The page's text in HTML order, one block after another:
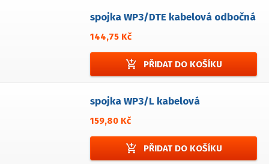
spojka WP3/DTE kabelová odbočná
144,75 Kč
add_shopping_cart PŘIDAT DO KOŠÍKU
spojka WP3/L kabelová
159,80 Kč
add_shopping_cart PŘIDAT DO KOŠÍKU